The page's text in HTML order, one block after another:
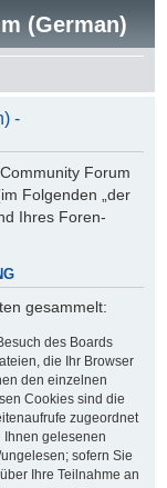
(German)
-
Forum
Folgenden „der
Ihres Foren-
gesammelt:
des Boards
die Ihr Browser
den einzelnen
Cookies sind die
zugeordnet
Ihnen gelesenen
sofern Sie
Ihre Teilnahme an